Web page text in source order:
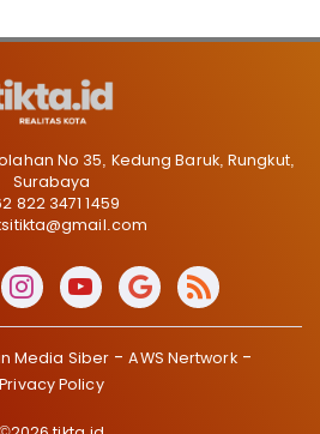
No 35, Kedung Baruk, Rungkut,
Surabaya
822 3471 1459
Media Siber
AWS Nertwork
Privacy Policy